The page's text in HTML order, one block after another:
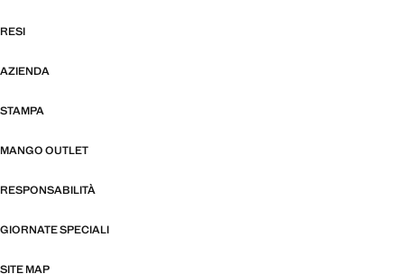
RESI
AZIENDA
STAMPA
MANGO OUTLET
RESPONSABILITÀ
GIORNATE SPECIALI
SITE MAP